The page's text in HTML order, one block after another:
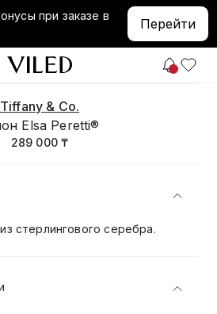
при заказе в
Перейти
Tiffany & Co.
Elsa Peretti®
289 000 ₸
стерлингового серебра.